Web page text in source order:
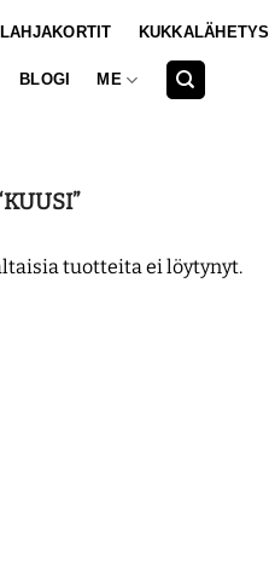
LAHJAKORTIT KUKKALÄHETYS
BLOGI ME
tuotteita ei löytynyt.